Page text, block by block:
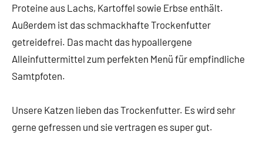
Proteine aus Lachs, Kartoffel sowie Erbse enthält.
Außerdem ist das schmackhafte Trockenfutter
getreidefrei. Das macht das hypoallergene
Alleinfuttermittel zum perfekten Menü für empfindliche
Samtpfoten.
Unsere Katzen lieben das Trockenfutter. Es wird sehr
gerne gefressen und sie vertragen es super gut.